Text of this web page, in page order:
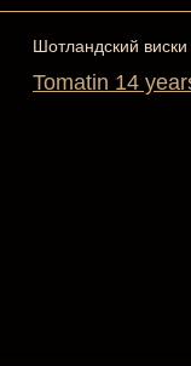
Шотландский виски
Tomatin 14